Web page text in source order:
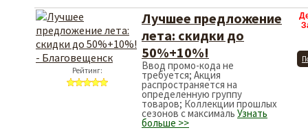
Рейтинг:
Лучшее предложение
лета: скидки до
50%+10%!
Ввод промо-кода не
требуется; Акция
распространяется на
определенную группу
товаров; Коллекции прошлых
сезонов с максималь Узнать
больше >>